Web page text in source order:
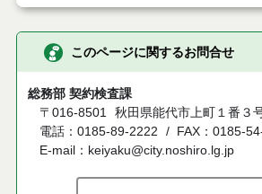
このページに関するお問合せ
総務部 契約検査課
〒016-8501 秋田県能代市上町１番３
電話：0185-89-2222
FAX：0185-
E-mail：keiyaku@city.noshiro.lg.jp